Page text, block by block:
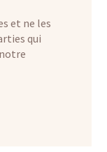
et ne les
qui